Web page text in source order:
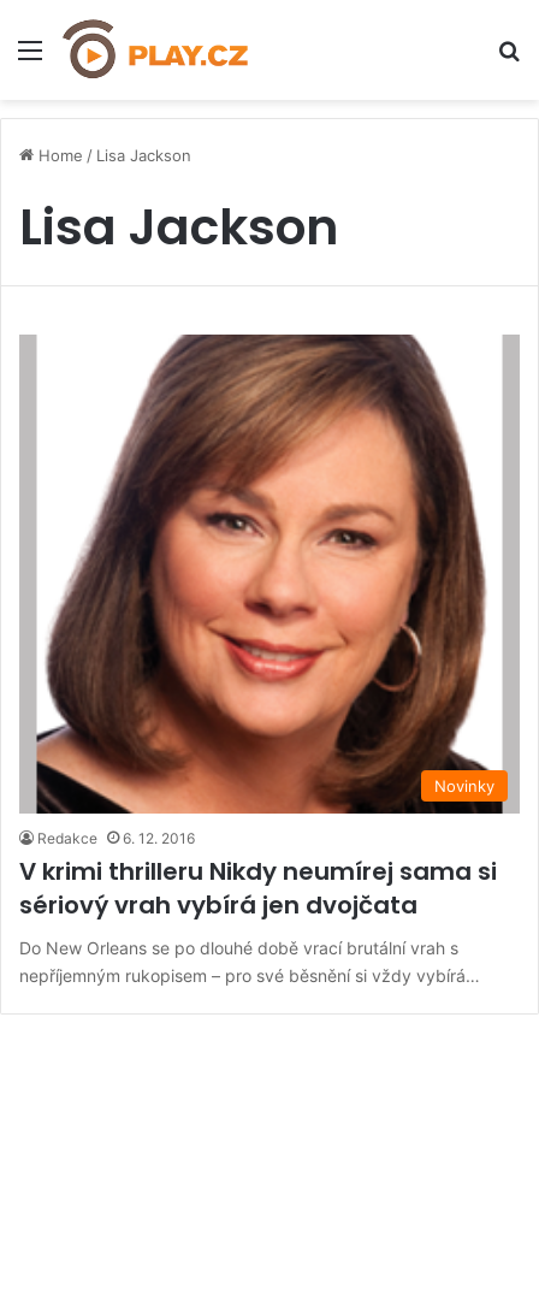
Menu
Home / Lisa Jackson
Lisa Jackson
Novinky
Redakce 6. 12. 2016
V krimi thrilleru Nikdy neumírej sama si
sériový vrah vybírá jen dvojčata
Do New Orleans se po dlouhé době vrací brutální vrah s
nepříjemným rukopisem – pro své běsnění si vždy vybírá…